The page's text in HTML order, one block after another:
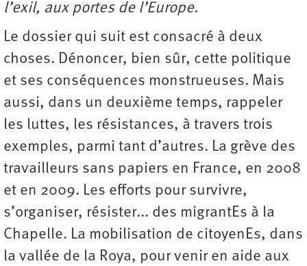
l’exil, aux portes de l’Europe.
Le dossier qui suit est consacré à deux
choses. Dénoncer, bien sûr, cette politique
et ses conséquences monstrueuses. Mais
aussi, dans un deuxième temps, rappeler
les luttes, les résistances, à travers trois
exemples, parmi tant d’autres. La grève des
travailleurs sans papiers en France, en 2008
et en 2009. Les efforts pour survivre,
s’organiser, résister... des migrantEs à la
Chapelle. La mobilisation de citoyenEs, dans
la vallée de la Roya, pour venir en aide aux